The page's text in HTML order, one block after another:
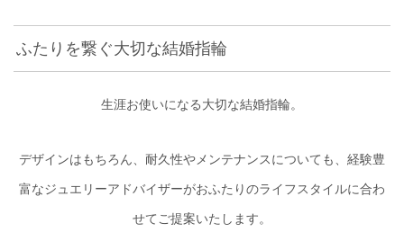
ふたりを繋ぐ大切な結婚指輪
生涯お使いになる大切な結婚指輪。
デザインはもちろん、耐久性やメンテナンスについても、経験豊
富なジュエリーアドバイザーがおふたりのライフスタイルに合わ
せてご提案いたします。